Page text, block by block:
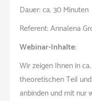
Dauer: ca. 30 Minuten
Referent: Annalena
Webinar-Inhalte:
Wir zeigen Ihnen in
theoretischen Teil
anbinden und mit nur